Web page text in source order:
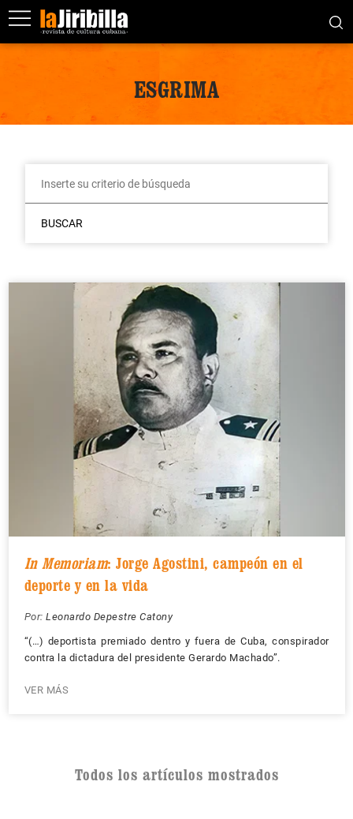
ESGRIMA
BUSCAR
In Memoriam: Jorge Agostini, campeón en el
deporte y en la vida
Por: Leonardo Depestre Catony
“(…) deportista premiado dentro y fuera de Cuba, conspirador
contra la dictadura del presidente Gerardo Machado”.
VER MÁS
Todos los artículos mostrados